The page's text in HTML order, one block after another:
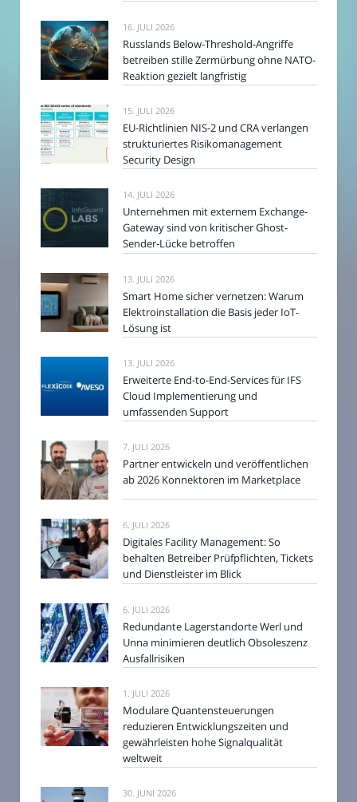
16. JULI 2026
Russlands Below-Threshold-Angriffe
betreiben stille Zermürbung ohne NATO-
Reaktion gezielt langfristig
15. JULI 2026
EU-Richtlinien NIS-2 und CRA verlangen
strukturiertes Risikomanagement
Security Design
14. JULI 2026
Unternehmen mit externem Exchange-
Gateway sind von kritischer Ghost-
Sender-Lücke betroffen
13. JULI 2026
Smart Home sicher vernetzen: Warum
Elektroinstallation die Basis jeder IoT-
Lösung ist
13. JULI 2026
Erweiterte End-to-End-Services für IFS
Cloud Implementierung und
umfassenden Support
7. JULI 2026
Partner entwickeln und veröffentlichen
ab 2026 Konnektoren im Marketplace
6. JULI 2026
Digitales Facility Management: So
behalten Betreiber Prüfpflichten, Tickets
und Dienstleister im Blick
6. JULI 2026
Redundante Lagerstandorte Werl und
Unna minimieren deutlich Obsoleszenz
Ausfallrisiken
1. JULI 2026
Modulare Quantensteuerungen
reduzieren Entwicklungszeiten und
gewährleisten hohe Signalqualität
weltweit
30. JUNI 2026